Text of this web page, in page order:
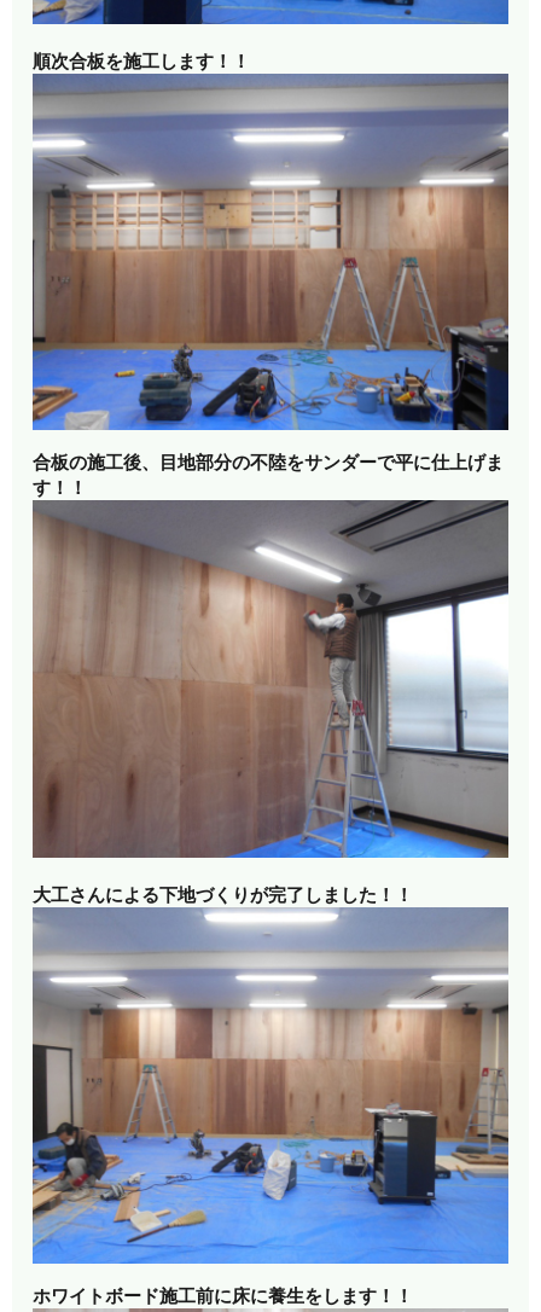
順次合板を施工します！！
合板の施工後、目地部分の不陸をサンダーで平に仕上げま
す！！
大工さんによる下地づくりが完了しました！！
ホワイトボード施工前に床に養生をします！！